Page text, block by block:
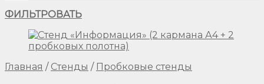
ФИЛЬТРОВАТЬ
Главная / Стенды / Пробковые стенды